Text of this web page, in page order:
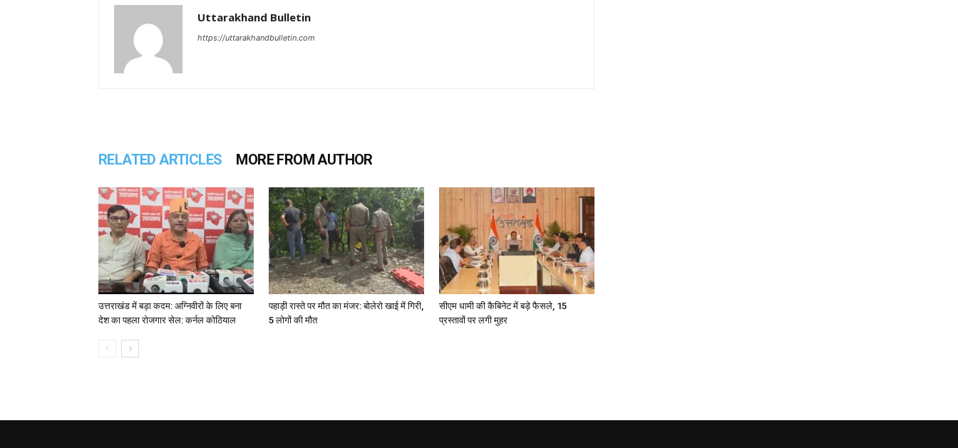
Uttarakhand Bulletin
https://uttarakhandbulletin.com
RELATED ARTICLES MORE FROM AUTHOR
उत्तराखंड में बड़ा कदम: अग्निवीरों के लिए बना
देश का पहला रोजगार सेल: कर्नल कोठियाल
पहाड़ी रास्ते पर मौत का मंजर: बोलेरो खाई में गिरी,
5 लोगों की मौत
सीएम धामी की कैबिनेट में बड़े फैसले, 15
प्रस्तावों पर लगी मुहर